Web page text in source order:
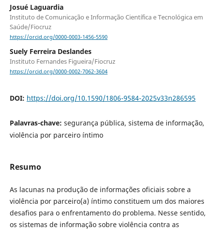
Josué Laguardia
Instituto de Comunicação e Informação Científica e Tecnológica em
Saúde/Fiocruz
https://orcid.org/0000-0003-1456-5590
Suely Ferreira Deslandes
Instituto Fernandes Figueira/Fiocruz
https://orcid.org/0000-0002-7062-3604
DOI: https://doi.org/10.1590/1806-9584-2025v33n286595
Palavras-chave: segurança pública, sistema de informação,
violência por parceiro íntimo
Resumo
As lacunas na produção de informações oficiais sobre a
violência por parceiro(a) íntimo constituem um dos maiores
desafios para o enfrentamento do problema. Nesse sentido,
os sistemas de informação sobre violência contra as